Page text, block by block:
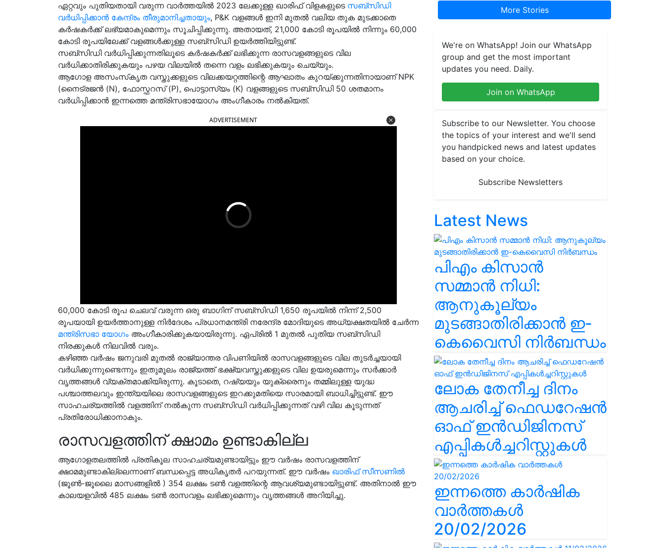
ഏറ്റവും പുതിയതായി വരുന്ന വാർത്തയിൽ 2023 ലേക്കുള്ള ഖാരിഫ് വിളകളുടെ സബ്സിഡി
വർധിപ്പിക്കാൻ കേന്ദ്രം തീരുമാനിച്ചതായും, P&K വളങ്ങൾ ഇനി മുതൽ വലിയ തുക മുടക്കാതെ
കർഷകർക്ക് ലഭ്യമാകുമെന്നും സൂചിപ്പിക്കുന്നു. അതായത്, 21,000 കോടി രൂപയിൽ നിന്നും 60,000
കോടി രൂപയിലേക്ക് വളങ്ങൾക്കുള്ള സബ്സിഡി ഉയർത്തിയിട്ടുണ്ട്.
സബ്‌സിഡി വർധിപ്പിക്കുന്നതിലൂടെ കർഷകർക്ക് ലഭിക്കുന്ന രാസവളങ്ങളുടെ വില
വർധിക്കാതിരിക്കുകയും പഴയ വിലയിൽ തന്നെ വളം ലഭിക്കുകയും ചെയ്യും.
ആഗോള അസംസ്‌കൃത വസ്തുക്കളുടെ വിലക്കയറ്റത്തിന്റെ ആഘാതം കുറയ്ക്കുന്നതിനായാണ് NPK
(നൈട്രജൻ (N), ഫോസ്ഫറസ് (P), പൊട്ടാസ്യം (K) വളങ്ങളുടെ സബ്‌സിഡി 50 ശതമാനം
വർധിപ്പിക്കാൻ ഇന്നത്തെ മന്ത്രിസഭായോഗം അംഗീകാരം നൽകിയത്.
ADVERTISEMENT
60,000 കോടി രൂപ ചെലവ് വരുന്ന ഒരു ബാഗിന് സബ്‌സിഡി 1,650 രൂപയിൽ നിന്ന് 2,500
രൂപയായി ഉയർത്താനുള്ള നിർദേശം പ്രധാനമന്ത്രി നരേന്ദ്ര മോദിയുടെ അധ്യക്ഷതയിൽ ചേർന്ന
മന്ത്രിസഭാ യോഗം അംഗീകാരിക്കുകയായിരുന്നു. ഏപ്രിൽ 1 മുതൽ പുതിയ സബ്‌സിഡി
നിരക്കുകൾ നിലവിൽ വരും.
കഴിഞ്ഞ വർഷം ജനുവരി മുതൽ രാജ്യാന്തര വിപണിയിൽ രാസവളങ്ങളുടെ വില തുടർച്ചയായി
വർധിക്കുന്നുണ്ടെന്നും ഇതുമൂലം രാജ്യത്ത് ഭക്ഷ്യവസ്തുക്കളുടെ വില ഉയരുമെന്നും സർക്കാർ
വൃത്തങ്ങൾ വ്യക്തമാക്കിയിരുന്നു. കൂടാതെ, റഷ്യയും യുക്രൈനും തമ്മിലുള്ള യുദ്ധ
പശ്ചാത്തലവും ഇന്ത്യയിലെ രാസവളങ്ങളുടെ ഇറക്കുമതിയെ സാരമായി ബാധിച്ചിട്ടുണ്ട്. ഈ
സാഹചര്യത്തിൽ വളത്തിന് നൽകുന്ന സബ്‌സിഡി വർധിപ്പിക്കുന്നത് വഴി വില കൂടുന്നത്
പ്രതിരോധിക്കാനാകും.
രാസവളത്തിന് ക്ഷാമം ഉണ്ടാകില്ല
ആഗോളതലത്തിൽ പ്രതികൂല സാഹചര്യമുണ്ടായിട്ടും ഈ വർഷം രാസവളത്തിന്
ക്ഷാമമുണ്ടാകില്ലെന്നാണ് ബന്ധപ്പെട്ട അധികൃതർ പറയുന്നത്. ഈ വർഷം ഖാരിഫ് സീസണിൽ
(ജൂൺ-ജൂലൈ മാസങ്ങളിൽ ) 354 ലക്ഷം ടൺ വളത്തിന്റെ ആവശ്യമുണ്ടായിട്ടുണ്ട്. അതിനാൽ ഈ
കാലയളവിൽ 485 ലക്ഷം ടൺ രാസവളം ലഭിക്കുമെന്നും വൃത്തങ്ങൾ അറിയിച്ചു.
More Stories
We're on WhatsApp! Join our WhatsApp
group and get the most important
updates you need. Daily.
Join on WhatsApp
Subscribe to our Newsletter. You choose
the topics of your interest and we'll send
you handpicked news and latest updates
based on your choice.
Subscribe Newsletters
Latest News
പിഎം കിസാൻ
സമ്മാൻ നിധി:
ആനുകൂല്യം
മുടങ്ങാതിരിക്കാൻ ഇ-
കെവൈസി നിർബന്ധം
ലോക തേനീച്ച ദിനം
ആചരിച്ച് ഫെഡറേഷൻ
ഓഫ് ഇൻഡിജിനസ്
എപ്പികൾച്ചറിസ്റ്റുകൾ
ഇന്നത്തെ കാർഷിക
വാർത്തകൾ
20/02/2026